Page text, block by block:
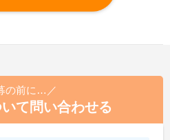
の前に…／
て問い合わせる